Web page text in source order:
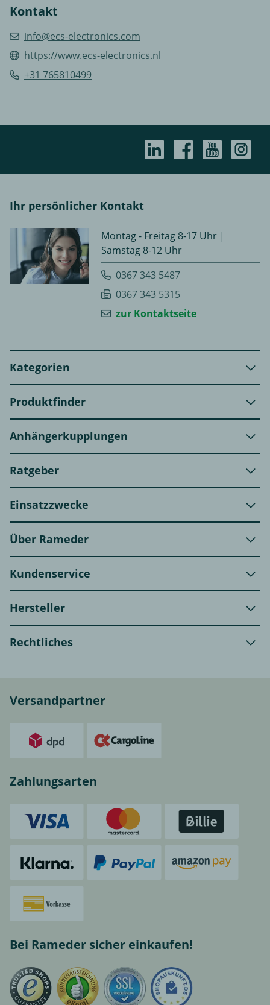
Kontakt
info@ecs-electronics.com
https://www.ecs-electronics.nl
+31 765810499
Ihr persönlicher Kontakt
Montag - Freitag 8-17 Uhr |
Samstag 8-12 Uhr
0367 343 5487
0367 343 5315
zur Kontaktseite
Kategorien
Produktfinder
Anhängerkupplungen
Ratgeber
Einsatzzwecke
Über Rameder
Kundenservice
Hersteller
Rechtliches
Versandpartner
Zahlungsarten
Bei Rameder sicher einkaufen!